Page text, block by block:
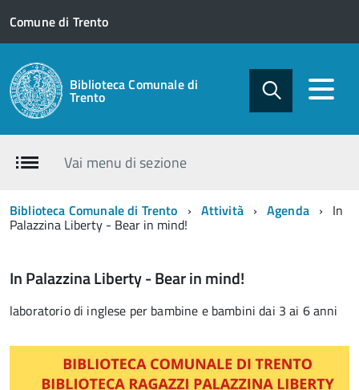
Comune di Trento
Biblioteca Comunale di
Trento
Vai menu di sezione
Biblioteca Comunale di Trento Attività Agenda In
Palazzina Liberty - Bear in mind!
In Palazzina Liberty - Bear in mind!
laboratorio di inglese per bambine e bambini dai 3 ai 6 anni